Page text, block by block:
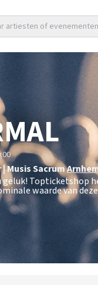
artiesten of evenementen
|Musis Sacrum
Topticketshop
waarde van